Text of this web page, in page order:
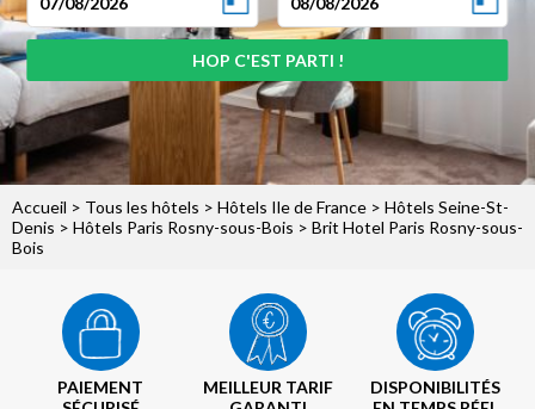
Accueil > Tous les hôtels > Hôtels Ile de France > Hôtels Seine-St-
Denis > Hôtels Paris Rosny-sous-Bois > Brit Hotel Paris Rosny-sous-
Bois
PAIEMENT
MEILLEUR TARIF
DISPONIBILITÉS